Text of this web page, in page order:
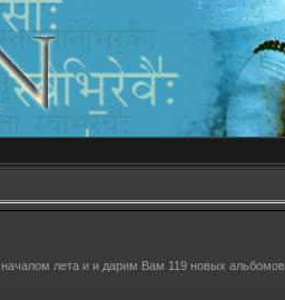
лета и и дарим Вам 119 новых